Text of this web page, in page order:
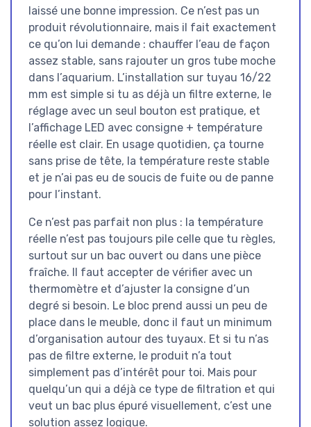
laissé une bonne impression. Ce n’est pas un
produit révolutionnaire, mais il fait exactement
ce qu’on lui demande : chauffer l’eau de façon
assez stable, sans rajouter un gros tube moche
dans l’aquarium. L’installation sur tuyau 16/22
mm est simple si tu as déjà un filtre externe, le
réglage avec un seul bouton est pratique, et
l’affichage LED avec consigne + température
réelle est clair. En usage quotidien, ça tourne
sans prise de tête, la température reste stable
et je n’ai pas eu de soucis de fuite ou de panne
pour l’instant.
Ce n’est pas parfait non plus : la température
réelle n’est pas toujours pile celle que tu règles,
surtout sur un bac ouvert ou dans une pièce
fraîche. Il faut accepter de vérifier avec un
thermomètre et d’ajuster la consigne d’un
degré si besoin. Le bloc prend aussi un peu de
place dans le meuble, donc il faut un minimum
d’organisation autour des tuyaux. Et si tu n’as
pas de filtre externe, le produit n’a tout
simplement pas d’intérêt pour toi. Mais pour
quelqu’un qui a déjà ce type de filtration et qui
veut un bac plus épuré visuellement, c’est une
solution assez logique.